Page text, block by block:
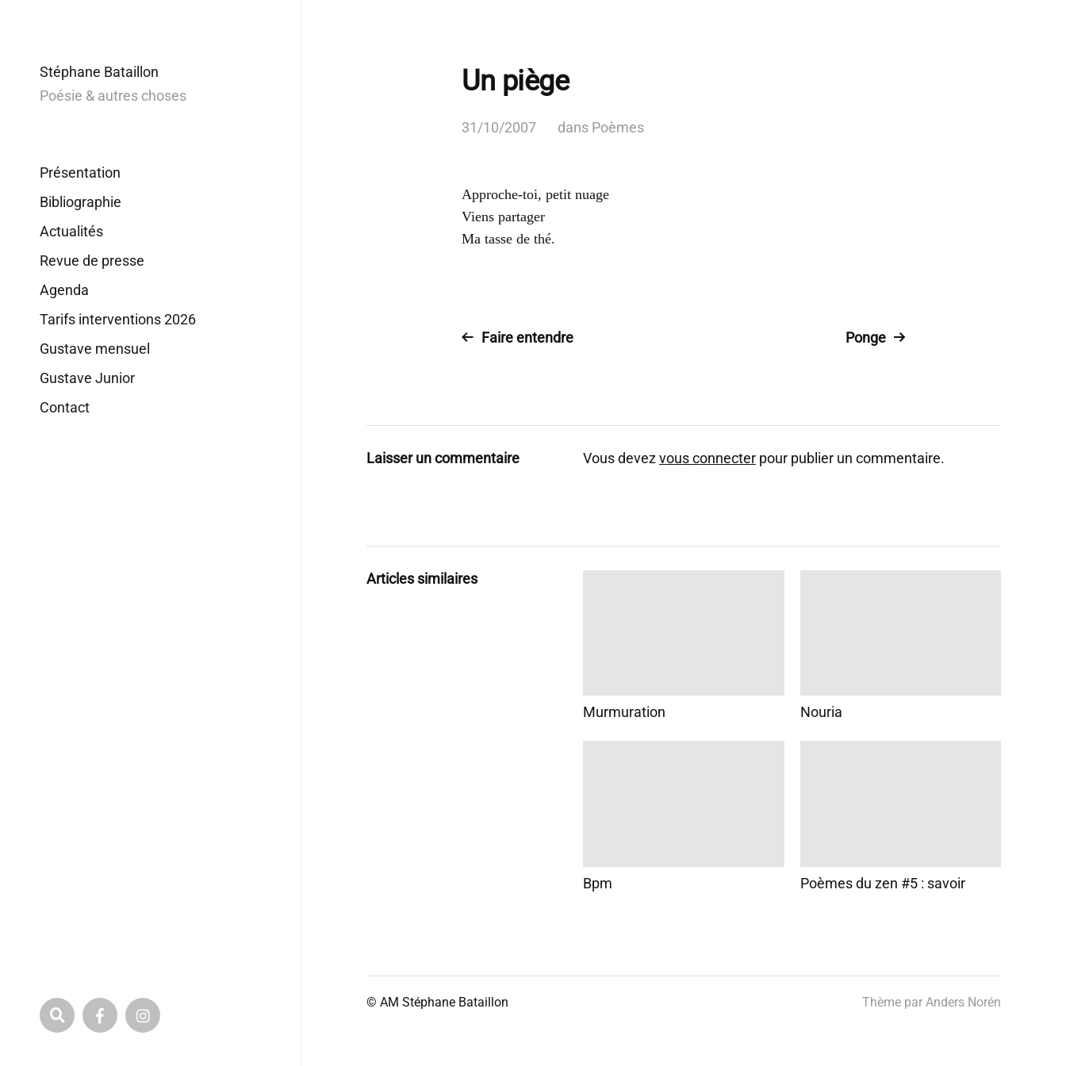
Stéphane Bataillon
Poésie & autres choses
Présentation
Bibliographie
Actualités
Revue de presse
Agenda
Tarifs interventions 2026
Gustave mensuel
Gustave Junior
Contact
Un piège
31/10/2007 dans Poèmes
Approche-toi, petit nuage
Viens partager
Ma tasse de thé.
Faire entendre Ponge
Laisser un commentaire Vous devezvous connecter pour publier un commentaire.
Articles similaires
Murmuration Nouria
Bpm Poèmes du zen #5 : savoir
© AM Stéphane Bataillon Thème par Anders Norén